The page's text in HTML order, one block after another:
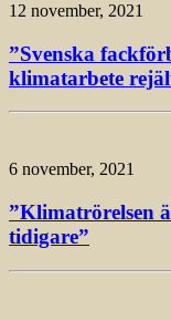
12 november, 2021
”Svenska
klimatarbete
6 november, 2021
”Klimatrörelsen
tidigare”